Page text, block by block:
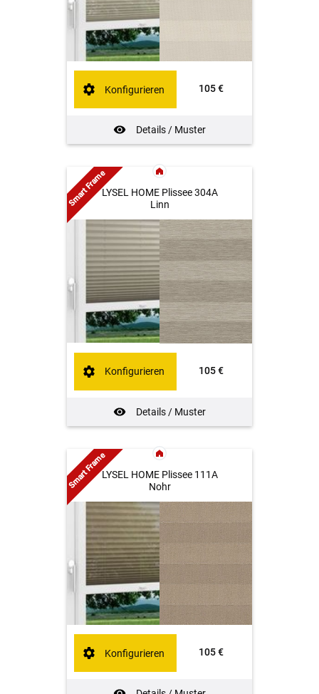
105 €
Details / Muster
Konfigurieren
LYSEL HOME Plissee 304A
Linn
105 €
Details / Muster
Konfigurieren
Smart Frame
LYSEL HOME Plissee 111A
Nohr
105 €
Konfigurieren
Smart Frame